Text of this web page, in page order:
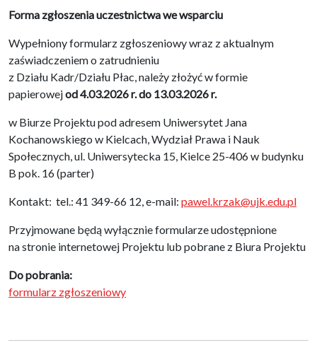
Forma zgłoszenia uczestnictwa we wsparciu
Wypełniony formularz zgłoszeniowy wraz z aktualnym
zaświadczeniem o zatrudnieniu
z Działu Kadr/Działu Płac, należy złożyć w formie
papierowejod 4.03.2026 r. do 13.03.2026 r.
w Biurze Projektu pod adresem Uniwersytet Jana
Kochanowskiego w Kielcach, Wydział Prawa i Nauk
Społecznych, ul. Uniwersytecka 15, Kielce 25-406 w budynku
B pok. 16 (parter)
Kontakt: tel.: 41 349-66 12, e-mail: pawel.krzak@ujk.edu.pl
Przyjmowane będą wyłącznie formularze udostępnione
na stronie internetowej Projektu lub pobrane z Biura Projektu
Do pobrania:
formularz zgłoszeniowy